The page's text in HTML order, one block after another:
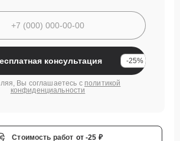
консультация -25%
Вы соглашаетесь с политикой
конфиденциальности
Стоимость работ от -25 ₽